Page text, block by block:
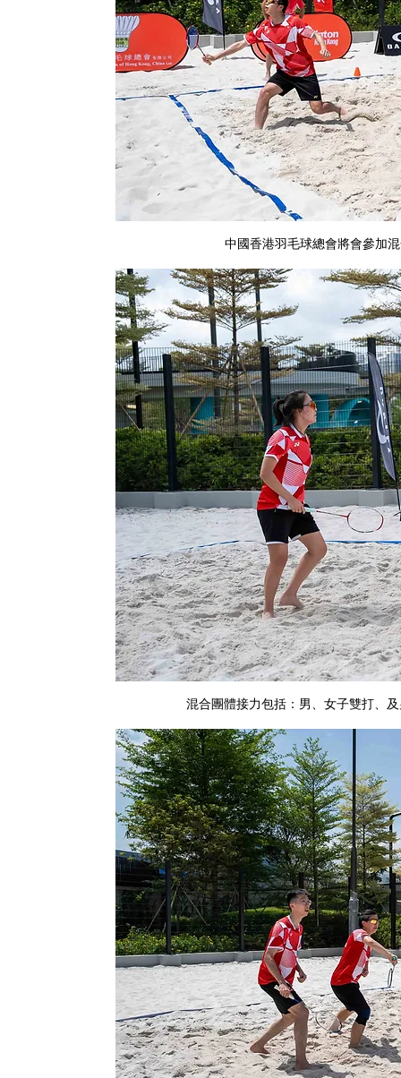
中國香港羽毛球總會將會參加
混合團體接力包括：男、女子雙打、